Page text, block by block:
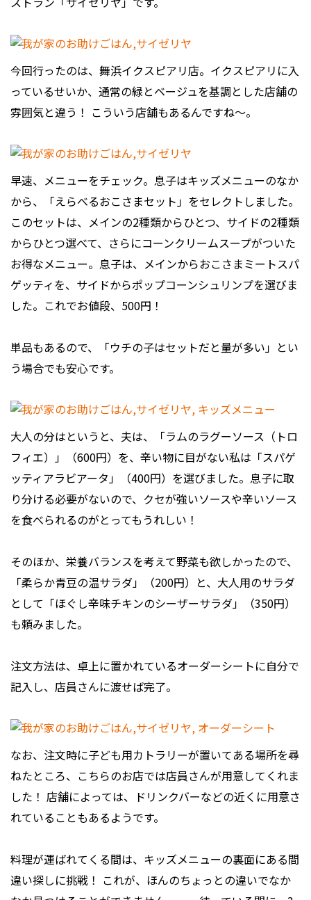
今回行ったのは、舞浜イクスピアリ店。イクスピアリに入
っているせいか、通常の緑とベージュを基調とした店舗の
雰囲気と違う！ こういう店舗もあるんですね～。
早速、メニューをチェック。息子はキッズメニューのなか
から、「えらべるおこさまセット」をセレクトしました。
このセットは、メインの2種類からひとつ、サイドの2種類
からひとつ選べて、さらにコーンクリームスープがついた
お得なメニュー。息子は、メインからおこさまミートスパ
ゲッティを、サイドからポップコーンシュリンプを選びま
した。これでお値段、500円！
単品もあるので、「ウチの子はセットだと量が多い」とい
う場合でも安心です。
大人の分はというと、夫は、「ラムのラグーソース（トロ
フィエ）」（600円）を、辛い物に目がない私は「スパゲ
ッティアラビアータ」（400円）を選びました。息子に取
り分ける必要がないので、クセが強いソースや辛いソース
を食べられるのがとってもうれしい！
そのほか、栄養バランスを考えて野菜も欲しかったので、
「柔らか青豆の温サラダ」（200円）と、大人用のサラダ
として「ほぐし辛味チキンのシーザーサラダ」（350円）
も頼みました。
注文方法は、卓上に置かれているオーダーシートに自分で
記入し、店員さんに渡せば完了。
なお、注文時に子ども用カトラリーが置いてある場所を尋
ねたところ、こちらのお店では店員さんが用意してくれま
した！ 店舗によっては、ドリンクバーなどの近くに用意さ
れていることもあるようです。
料理が運ばれてくる間は、キッズメニューの裏面にある間
違い探しに挑戦！ これが、ほんのちょっとの違いでなか